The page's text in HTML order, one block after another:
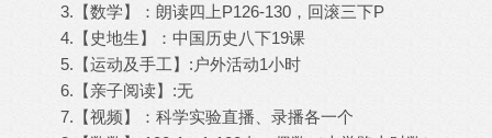
3.【数学】：朗读四上P126-130，回滚三下P
4.【史地生】：中国历史八下19课
5.【运动及手工】:户外活动1小时
6.【亲子阅读】:无
7.【视频】：科学实验直播、录播各一个